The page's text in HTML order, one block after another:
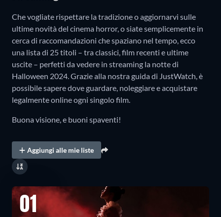
Che vogliate rispettare la tradizione o aggiornarvi sulle
ultime novità del cinema horror, o siate semplicemente in
cerca di raccomandazioni che spaziano nel tempo, ecco
una lista di 25 titoli – tra classici, film recenti e ultime
uscite – perfetti da vedere in streaming la notte di
Halloween 2024. Grazie alla nostra guida di JustWatch, è
possibile sapere dove guardare, noleggiare e acquistare
legalmente online ogni singolo film.
Buona visione, e buoni spaventi!
Aggiungi alle mie liste
01